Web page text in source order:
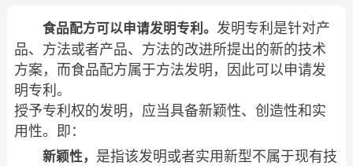
食品配方可以申请发明专利。 发明专利是针对产
品、方法或者产品、方法的改进所提出的新的技术
方案，而食品配方属于方法发明，因此可以申请发
明专利。
授予专利权的发明，应当具备新颖性、创造性和实
用性。即：
新颖性， 是指该发明或者实用新型不属于现有技